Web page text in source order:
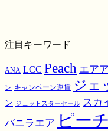
注目キーワード
ANA LCC Peach エア
ン キャンペーン運賃 ジェ
ン ジェットスターセール スカ
バニラエア ピーチ